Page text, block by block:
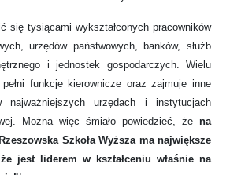
się tysiącami wykształconych pracowników
urzędów państwowych, banków, służb
i jednostek gospodarczych. Wielu
funkcje kierownicze oraz zajmuje inne
najważniejszych urzędach i instytucjach
Można więc śmiało powiedzieć, że na
Szkoła Wyższa ma największe
jest liderem w kształceniu właśnie na